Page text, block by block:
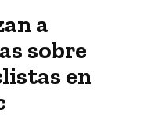
a
sobre
en